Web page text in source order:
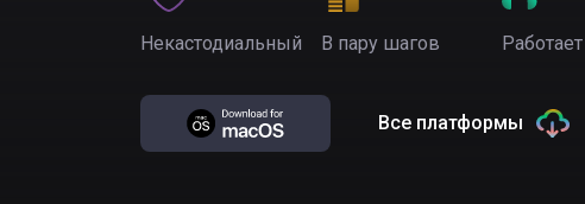
Некастодиальный В пару шагов
Все платформы